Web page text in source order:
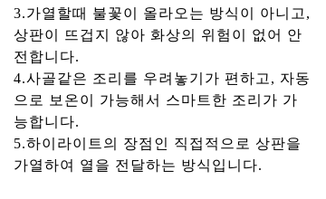
3.가열할때 불꽃이 올라오는 방식이 아니고,
상판이 뜨겁지 않아 화상의 위험이 없어 안
전합니다.
4.사골같은 조리를 우려놓기가 편하고, 자동
으로 보온이 가능해서 스마트한 조리가 가
능합니다.
5.하이라이트의 장점인 직접적으로 상판을
가열하여 열을 전달하는 방식입니다.